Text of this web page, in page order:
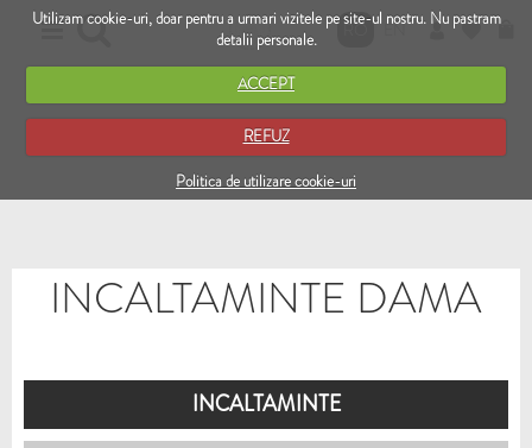
Utilizam cookie-uri, doar pentru a urmari vizitele pe site-ul nostru. Nu pastram
detalii personale.
ACCEPT
REFUZ
Politica de utilizare cookie-uri
RO EN
INCALTAMINTE DAMA
INCALTAMINTE